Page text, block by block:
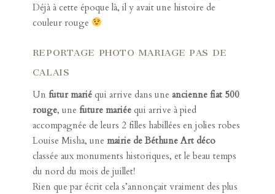
Déjà à cette époque là, il y avait une histoire de
couleur rouge
REPORTAGE PHOTO MARIAGE PAS DE
CALAIS
Un futur mariéqui arrive dans une ancienne fiat 500
rouge, une future mariéequi arrive à pied
accompagnée de leurs 2 filles habillées en jolies robes
Louise Misha, une mairie de Béthune Art déco
classée aux monuments historiques, et le beau temps
du nord du mois de juillet!
Rien que par écrit cela s’annonçait vraiment des plus